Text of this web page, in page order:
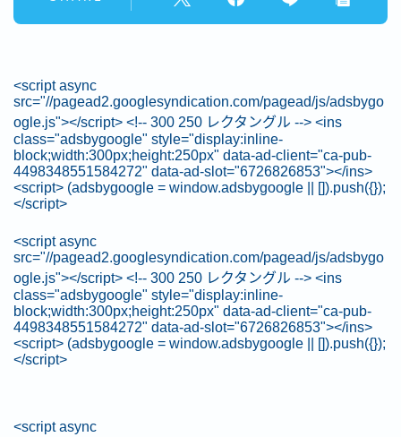
<script async
src="//pagead2.googlesyndication.com/pagead/js/adsbygo
ogle.js"></script> <!-- 300 250 レクタングル --> <ins
class="adsbygoogle" style="display:inline-
block;width:300px;height:250px" data-ad-client="ca-pub-
4498348551584272" data-ad-slot="6726826853"></ins>
<script> (adsbygoogle = window.adsbygoogle || []).push({});
</script>
<script async
src="//pagead2.googlesyndication.com/pagead/js/adsbygo
ogle.js"></script> <!-- 300 250 レクタングル --> <ins
class="adsbygoogle" style="display:inline-
block;width:300px;height:250px" data-ad-client="ca-pub-
4498348551584272" data-ad-slot="6726826853"></ins>
<script> (adsbygoogle = window.adsbygoogle || []).push({});
</script>
<script async